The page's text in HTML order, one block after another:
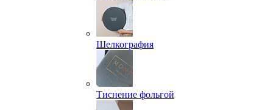
Шелкография
Тиснение фольгой